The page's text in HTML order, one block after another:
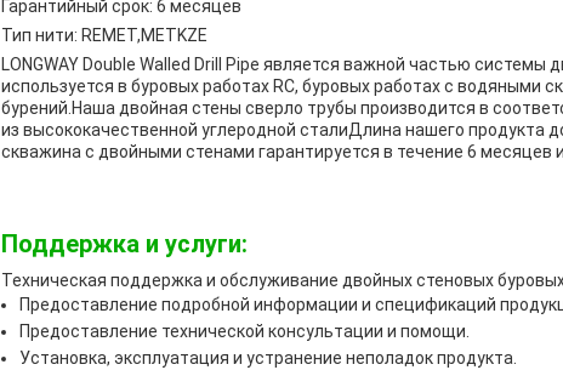
Гарантийный срок: 6 месяцев
Тип нити: REMET,METKZE
LONGWAY Double Walled Drill Pipe является важной частью системы
используется в буровых работах RC, буровых работах с водяными
бурений.Наша двойная стены сверло трубы производится в
из высококачественной углеродной сталиДлина нашего продукта
скважина с двойными стенами гарантируется в течение 6 месяцев и
Поддержка и услуги:
Техническая поддержка и обслуживание двойных стеновых
Предоставление подробной информации и спецификаций
Предоставление технической консультации и помощи.
Установка, эксплуатация и устранение неполадок продукта.